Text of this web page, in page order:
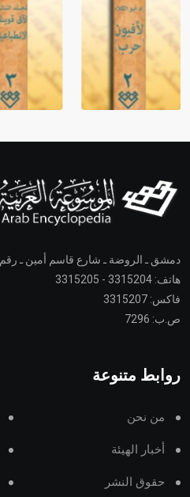
دمشق ـ الروضة ـ شارع قاسم أمين ـ رقم 39
هاتف: 3315204 - 3315205
فاكس: 3315207
ص.ب: 7296
روابط متنوعة
من نحن
أخبار الهيئة
حقوق النشر